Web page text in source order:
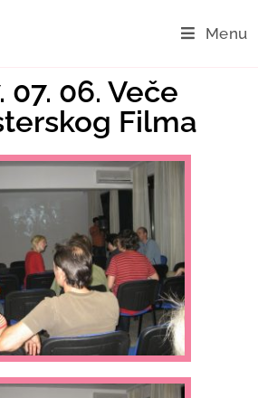
Menu
07. 06. Veče
Filma